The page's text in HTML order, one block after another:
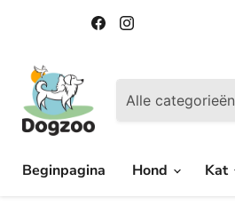
Vind
ons
Alle categorieën
Beginpagina Hond Kat